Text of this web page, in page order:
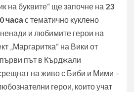
на буквите“ ще започне на 23
часас тематично куклено
и любимите герои на
„Маргаритка“ на Вики от
път в Кърджали
на живо с Биби и Мими –
герои, които учат